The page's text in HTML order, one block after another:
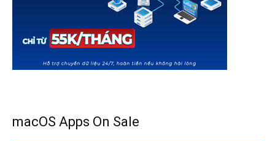
macOS Apps On Sale